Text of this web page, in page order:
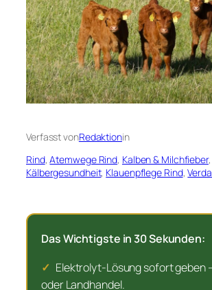
Verfasst vonRedaktionin
Rind, Atemwege Rind, Kalben & Milchfieber
Kälbergesundheit, Klauenpflege Rind,
Das Wichtigste in 30 Sekunden:
✓ Elektrolyt-Lösung sofort geben
oder Landhandel.